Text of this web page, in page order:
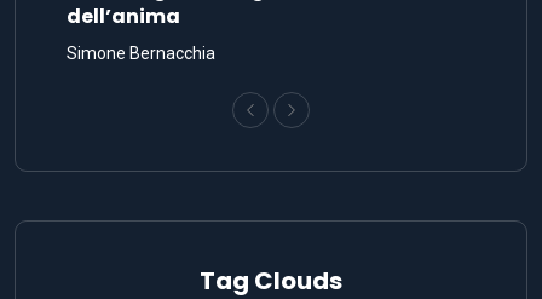
dell’anima
Simone Bernacchia
Tag Clouds